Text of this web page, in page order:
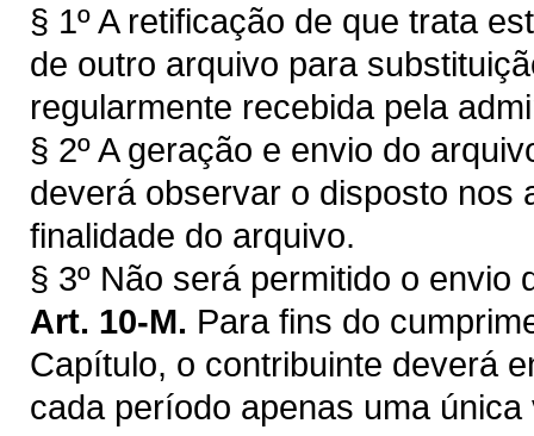
§ 1º A retificação de que trata
de outro arquivo para
regularmente recebida pela
§ 2º A geração e envio do
deverá observar o disposto nos
finalidade do arquivo.
§ 3º Não será permitido o envio
Art. 10-M. Para fins do
Capítulo, o contribuinte deverá
cada período apenas uma